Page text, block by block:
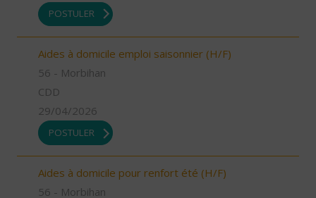
POSTULER
Aides à domicile emploi saisonnier (H/F)
56 - Morbihan
CDD
29/04/2026
POSTULER
Aides à domicile pour renfort été (H/F)
56 - Morbihan